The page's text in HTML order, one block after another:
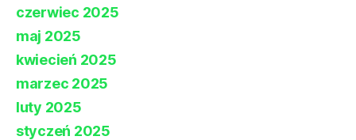
czerwiec 2025
maj 2025
kwiecień 2025
marzec 2025
luty 2025
styczeń 2025